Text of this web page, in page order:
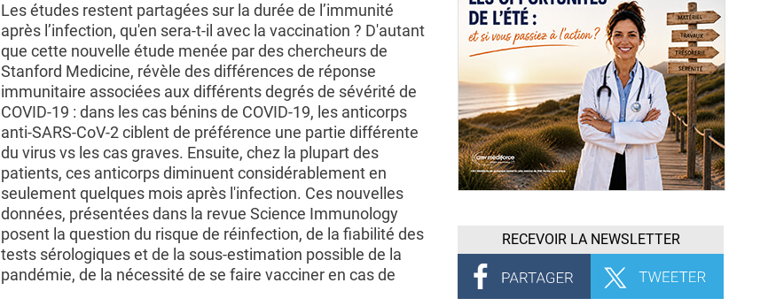
Les études restent partagées sur la durée de l’immunité
après l’infection, qu'en sera-t-il avec la vaccination ? D'autant
que cette nouvelle étude menée par des chercheurs de
Stanford Medicine, révèle des différences de réponse
immunitaire associées aux différents degrés de sévérité de
COVID-19 : dans les cas bénins de COVID-19, les anticorps
anti-SARS-CoV-2 ciblent de préférence une partie différente
du virus vs les cas graves. Ensuite, chez la plupart des
patients, ces anticorps diminuent considérablement en
seulement quelques mois après l'infection. Ces nouvelles
données, présentées dans la revue Science Immunology
posent la question du risque de réinfection, de la fiabilité des
tests sérologiques et de la sous-estimation possible de la
pandémie, de la nécessité de se faire vacciner en cas de
RECEVOIR LA NEWSLETTER